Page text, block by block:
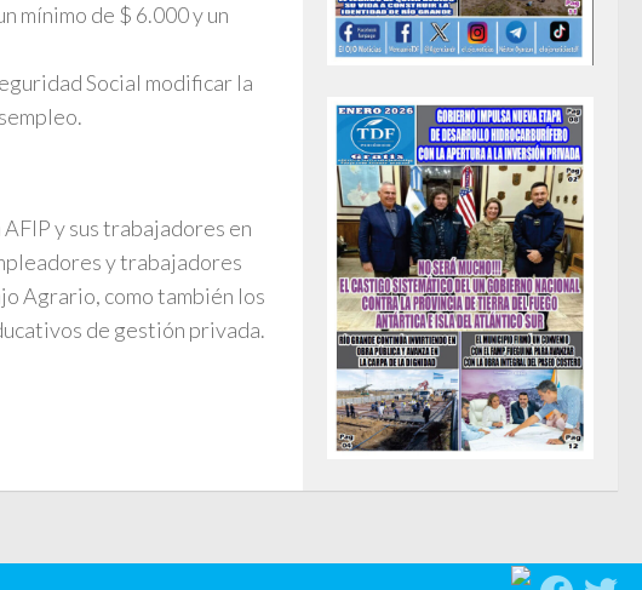
mínimo de $ 6.000 y un
Social modificar la
y sus trabajadores en
y trabajadores
Agrario, como también los
de gestión privada.